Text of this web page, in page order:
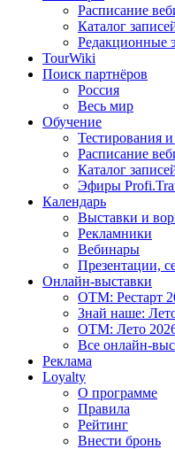
Расписание
Каталог
Редакционные
TourWiki
Поиск партнёров
Россия
Весь мир
Обучение
Тестирования
Расписание
Каталог
Эфиры
Календарь
Выставки и
Рекламники
Вебинары
Презентации,
Онлайн-выставки
OTM: Рестарт
Знай наше:
OTM: Лето
Все онлайн-
Реклама
Loyalty
О программе
Правила
Рейтинг
Внести бронь